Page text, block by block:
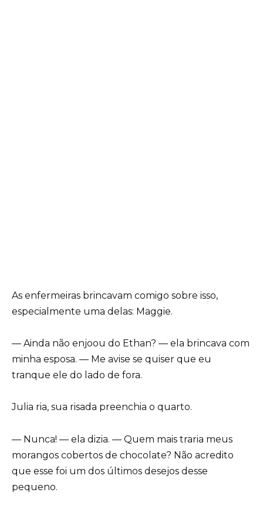
As enfermeiras brincavam comigo sobre isso,
especialmente uma delas: Maggie.
— Ainda não enjoou do Ethan? — ela brincava com
minha esposa. — Me avise se quiser que eu
tranque ele do lado de fora.
Julia ria, sua risada preenchia o quarto.
— Nunca! — ela dizia. — Quem mais traria meus
morangos cobertos de chocolate? Não acredito
que esse foi um dos últimos desejos desse
pequeno.